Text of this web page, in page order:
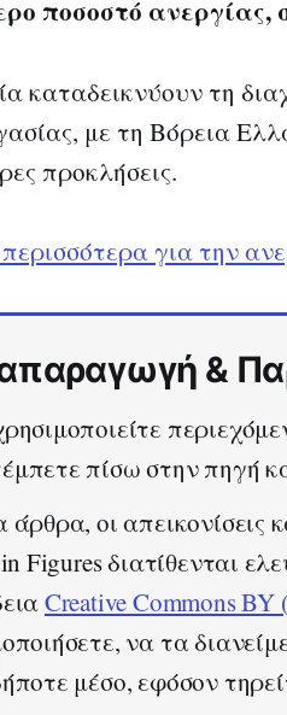
ποσοστό ανεργίας,
καταδεικνύουν τη
με τη Βόρεια
προκλήσεις.
για την
&
πίσω στην πηγή
οι απεικονίσεις
Figures διατίθενται
Creative Commons BY
να τα
μέσο, εφόσον